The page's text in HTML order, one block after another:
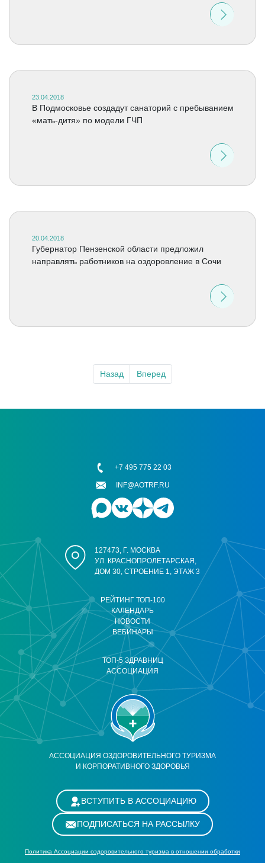
23.04.2018
В Подмосковье создадут санаторий с пребыванием
«мать-дитя» по модели ГЧП
20.04.2018
Губернатор Пензенской области предложил
направлять работников на оздоровление в Сочи
Назад Вперед
АССОЦИАЦИЯ ОЗДОРОВИТЕЛЬНОГО ТУРИЗМА
И КОРПОРАТИВНОГО ЗДОРОВЬЯ
РЕЙТИНГ ТОП-100
КАЛЕНДАРЬ
НОВОСТИ
ВЕБИНАРЫ
ТОП-5 ЗДРАВНИЦ
АССОЦИАЦИЯ
127473, Г. МОСКВА
УЛ. КРАСНОПРОЛЕТАРСКАЯ,
ДОМ 30, СТРОЕНИЕ 1, ЭТАЖ 3
+7 495 775 22 03
INF@AOTRF.RU
ВСТУПИТЬ В АССОЦИАЦИЮ
ПОДПИСАТЬСЯ НА РАССЫЛКУ
Политика Ассоциации оздоровительного туризма в отношении обработки